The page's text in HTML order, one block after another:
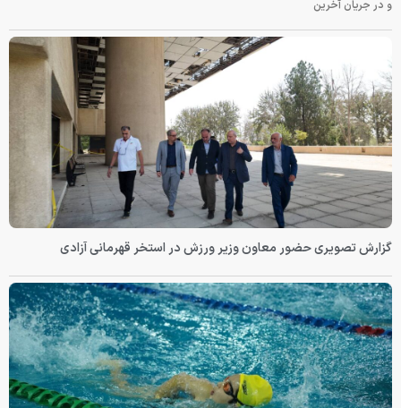
و در جریان آخرین
گزارش تصویری حضور معاون وزیر ورزش در استخر قهرمانی آزادی